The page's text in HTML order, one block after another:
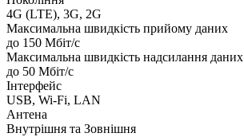
4G (LTE), 3G, 2G
Максимальна швидкість прийому даних
до 150 Мбіт/с
Максимальна швидкість надсилання даних
до 50 Мбіт/с
Інтерфейс
USB, Wi-Fi, LAN
Антена
Внутрішня та Зовнішня